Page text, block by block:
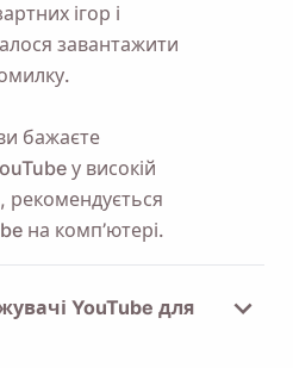
ігор і
завантажити
бажаєте
у високій
рекомендується
на комп’ютері.
YouTube для